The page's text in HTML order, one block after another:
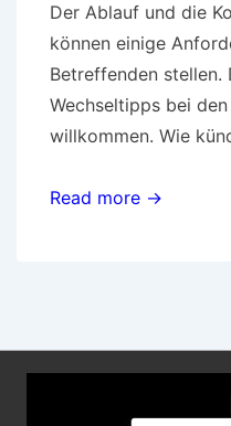
Der Ablauf und die
können einige
Betreffenden
Wechseltipps bei
willkommen. Wie
Wechseltipps
Read more →